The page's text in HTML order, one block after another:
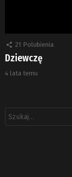
21 Polubienia
Dziewczę
4 lata temu